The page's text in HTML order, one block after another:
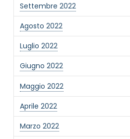
Settembre 2022
Agosto 2022
Luglio 2022
Giugno 2022
Maggio 2022
Aprile 2022
Marzo 2022